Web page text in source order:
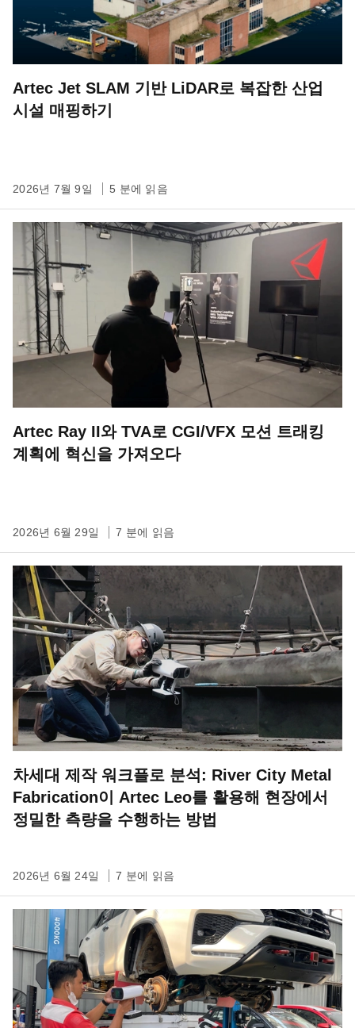
Artec Jet SLAM 기반 LiDAR로 복잡한 산업
시설 매핑하기
2026년 7월 9일 5 분에 읽음
Artec Ray II와 TVA로 CGI/VFX 모션 트래킹
계획에 혁신을 가져오다
2026년 6월 29일 7 분에 읽음
차세대 제작 워크플로 분석: River City Metal
Fabrication이 Artec Leo를 활용해 현장에서
정밀한 측량을 수행하는 방법
2026년 6월 24일 7 분에 읽음